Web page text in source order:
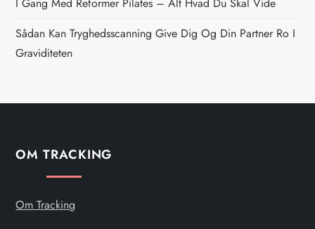
g
a
t
o
n
I Gang Med Reformer Pilates – Alt Hvad Du Skal Vide
Sådan Kan Tryghedsscanning Give Dig Og Din Partner Ro I
Graviditeten
OM TRACKING
Om Tracking